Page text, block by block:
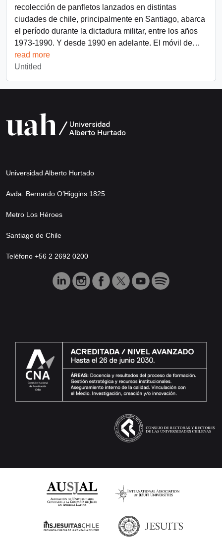
recolección de panfletos lanzados en distintas
ciudades de chile, principalmente en Santiago, abarca
el período durante la dictadura militar, entre los años
1973-1990. Y desde 1990 en adelante. El móvil de…
read more
Untitled
Universidad Alberto Hurtado
Avda. Bernardo O’Higgins 1825
Metro Los Héroes
Santiago de Chile
Teléfono +56 2 2692 0200